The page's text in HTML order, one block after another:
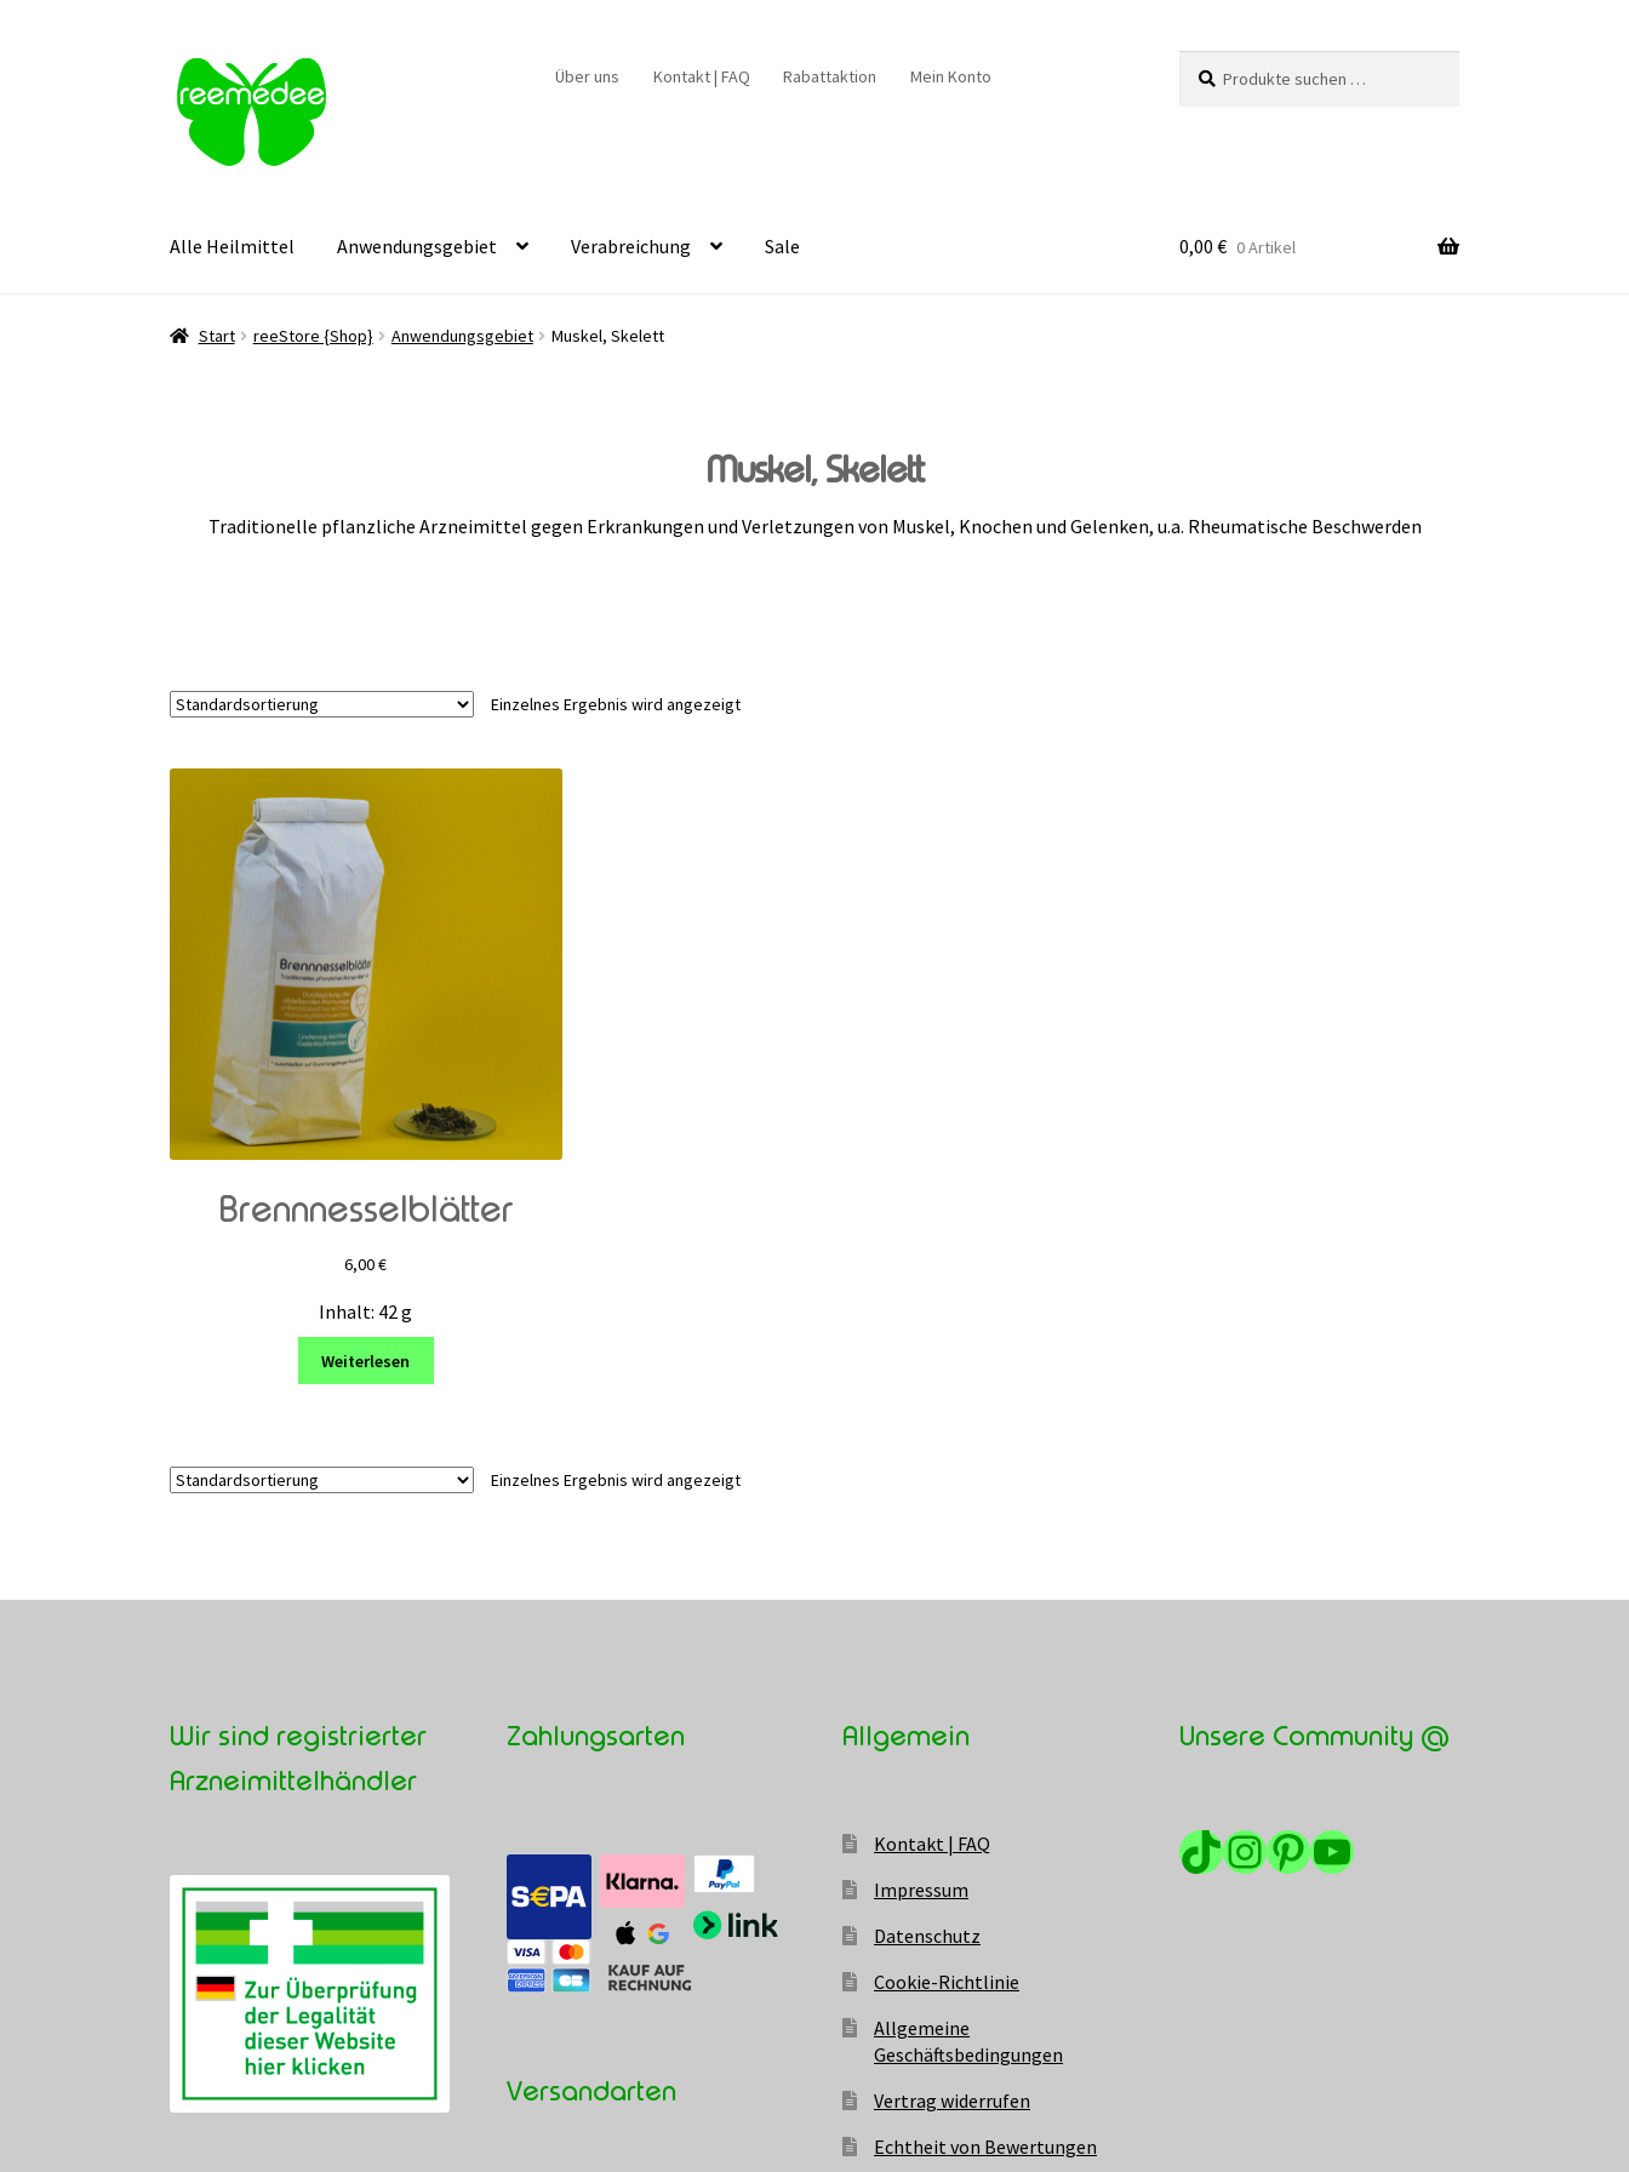
Zur
Navigation
springen
Zum
Inhalt
springen
Über uns Kontakt | FAQ Rabattaktion Mein Konto
nach:
Alle Heilmittel Anwendungsgebiet Verabreichung Sale 0,00 € 0 Artikel
Start reeStore {Shop} Anwendungsgebiet Muskel, Skelett
Muskel, Skelett
Traditionelle pflanzliche Arzneimittel gegen Erkrankungen und Verletzungen von Muskel, Knochen und Gelenken, u.a. Rheumatische Beschwerden
Einzelnes Ergebnis wird angezeigt
Brennnesselblätter
6,00€
Inhalt: 42g
Weiterlesen
Einzelnes Ergebnis wird angezeigt
Wir sind registrierter
Arzneimittelhändler
Zahlungsarten
Versandarten
Allgemein
Kontakt | FAQ
Impressum
Datenschutz
Cookie-Richtlinie
Allgemeine
Geschäftsbedingungen
Vertrag widerrufen
Echtheit von Bewertungen
Unsere Community @
TikTok
Instagram
Pinterest
YouTube